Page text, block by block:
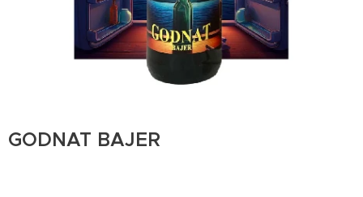
GODNAT BAJER